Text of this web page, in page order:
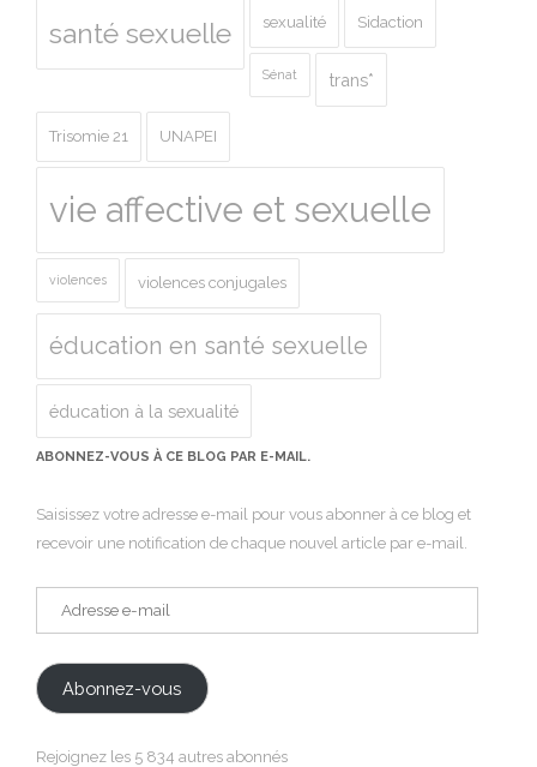
santé sexuelle sexualité Sidaction
Sénat trans*
Trisomie 21 UNAPEI
vie affective et sexuelle
violences violences conjugales
éducation en santé sexuelle
éducation à la sexualité
ABONNEZ-VOUS À CE BLOG PAR E-MAIL.
Saisissez votre adresse e-mail pour vous abonner à ce blog et
recevoir une notification de chaque nouvel article par e-mail.
Adresse
e-
Abonnez-vous
Rejoignez les 5 834 autres abonnés